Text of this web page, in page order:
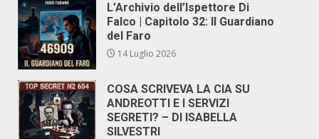
L’Archivio dell’Ispettore Di
Falco | Capitolo 32: Il Guardiano
del Faro
14 Luglio 2026
COSA SCRIVEVA LA CIA SU
ANDREOTTI E I SERVIZI
SEGRETI? – DI ISABELLA
SILVESTRI